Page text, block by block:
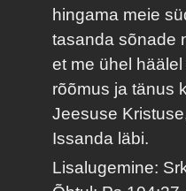
hingama meie
tasanda sõnade
et me ühel
rõõmus ja tänus
Jeesuse
Issanda läbi.
Lisalugemine: